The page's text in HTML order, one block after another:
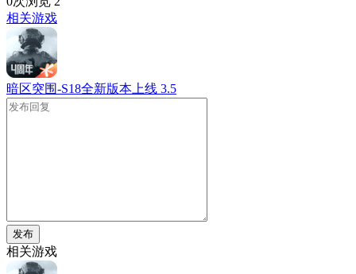
相关游戏
暗区突围-S18全新版本上线 3.5
发布
相关游戏